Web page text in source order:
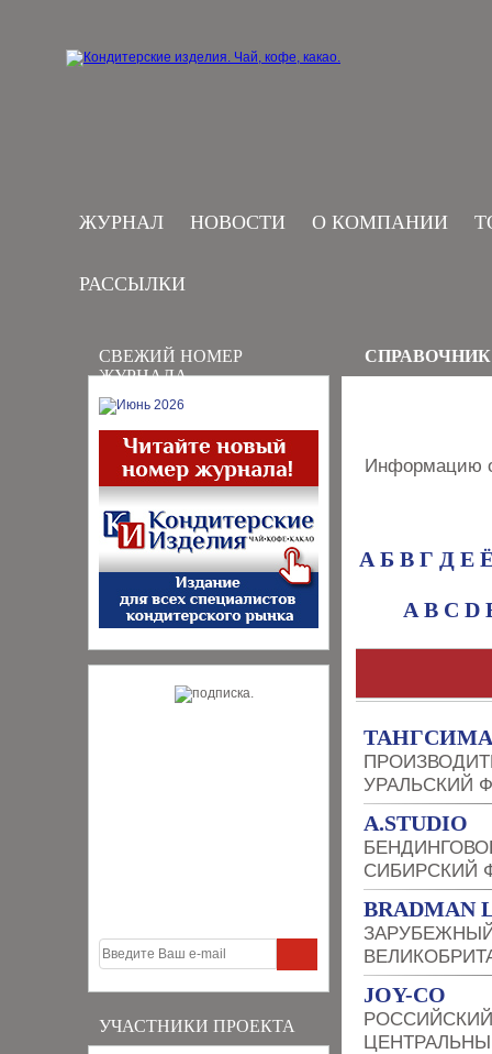
ЖУРНАЛ НОВОСТИ О КОМПАНИИ
РАССЫЛКИ
СВЕЖИЙ НОМЕР
ЖУРНАЛА
УЧАСТНИКИ ПРОЕКТА
Информацию
А Б В Г Д Е
A B C D
ТАНГСИМА
УРАЛЬСКИЙ
A.STUDIO
СИБИРСКИЙ
BRADMAN
JOY-CO